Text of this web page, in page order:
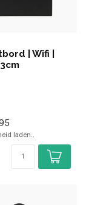
| Wifi |
laden..